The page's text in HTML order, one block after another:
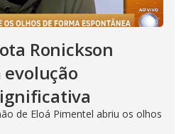
Ronickson
de Eloá Pimentel abriu os olhos